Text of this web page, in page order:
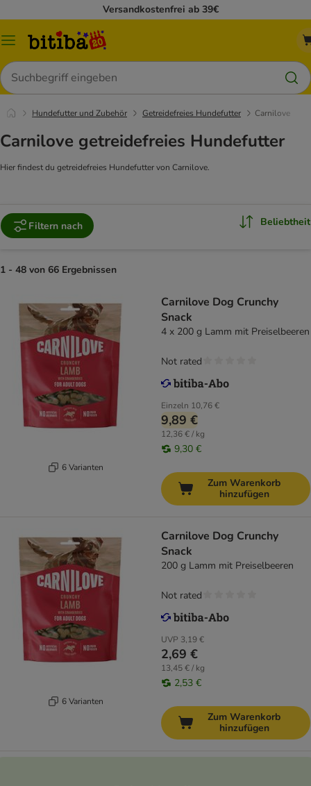
Versandkostenfrei ab 39€
Menü
Suchen
Hundefutter und Zubehör Getreidefreies Hundefutter Carnilove
Carnilove getreidefreies Hundefutter
Hier findest du getreidefreies Hundefutter von Carnilove.
Filtern nach Beliebtheit
1 - 48 von 66 Ergebnissen
6 Varianten
Carnilove Dog Crunchy
Snack
4 x 200 g Lamm mit Preiselbeeren
Einzeln 10,76 €
9,89 €
12,36 € / kg
9,30 €
Not rated
Zum Warenkorb
hinzufügen
6 Varianten
Carnilove Dog Crunchy
Snack
200 g Lamm mit Preiselbeeren
UVP 3,19 €
2,69 €
13,45 € / kg
2,53 €
Not rated
Zum Warenkorb
hinzufügen